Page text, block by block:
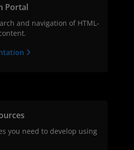
Portal
and navigation of HTML-
you need to develop using